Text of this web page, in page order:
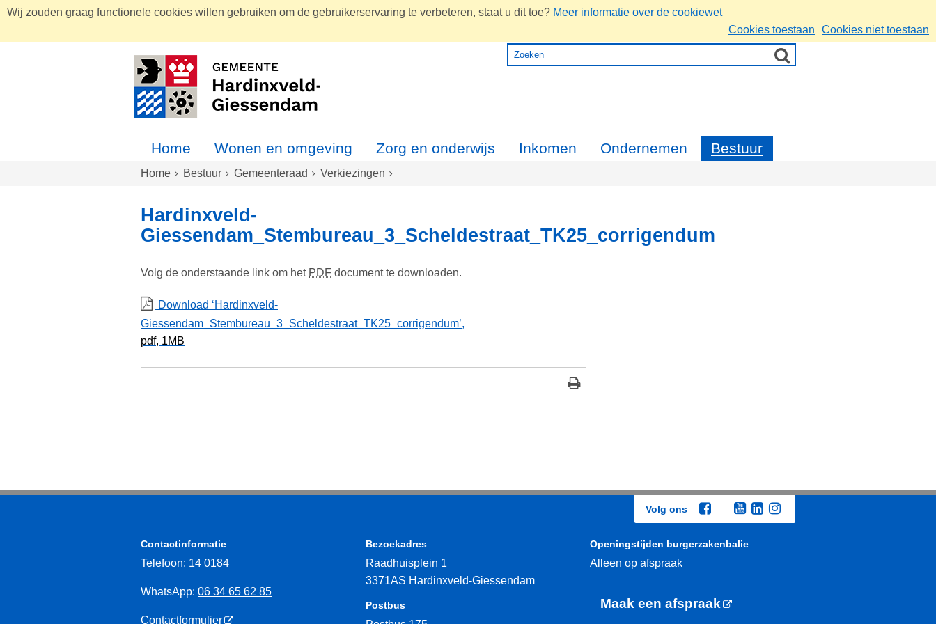
Wij zouden graag functionele cookies willen gebruiken om de gebruikerservaring te verbeteren, staat u dit toe? Meer informatie over de cookiewet
Cookies toestaan
Cookies niet toestaan
Home Wonen en omgeving Zorg en onderwijs Inkomen Ondernemen Bestuur
Home Bestuur Gemeenteraad Verkiezingen
Hardinxveld-
Giessendam_Stembureau_3_Scheldestraat_TK25_corrigendum
Volg de onderstaande link om het PDF document te downloaden.
Download ‘Hardinxveld-
Giessendam_Stembureau_3_Scheldestraat_TK25_corrigendum’,
pdf, 1MB
Volg ons
Contactinformatie
Telefoon: 14 0184
WhatsApp: 06 34 65 62 85
Contactformulier
Bezoekadres
Raadhuisplein 1
3371AS Hardinxveld-Giessendam
Postbus
Openingstijden burgerzakenbalie
Alleen op afspraak
Maak een afspraak